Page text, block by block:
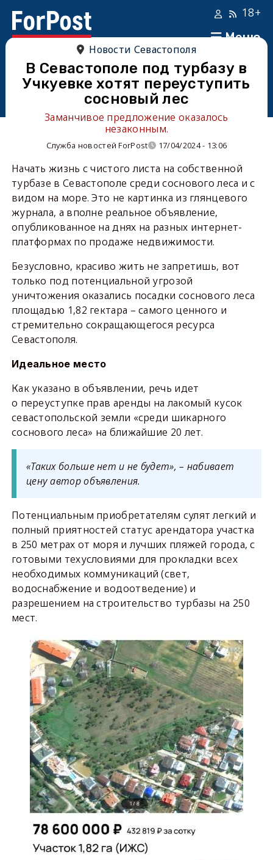
Меню
18+
Новости Севастополя
В Севастополе под турбазу в
Учкуевке хотят переуступить
сосновый лес
Заманчивое предложение оказалось
незаконным.
Служба новостей ForPost 17/04/2024 - 13:06
Начать жизнь с чистого листа на собственной
турбазе в Севастополе среди соснового леса и с
видом на море. Это не картинка из глянцевого
журнала, а вполне реальное объявление,
опубликованное на днях на разных интернет-
платформах по продаже недвижимости.
Безусловно, красиво жить не запретишь, вот
только под потенциальной угрозой
уничтожения оказались посадки соснового леса
площадью 1,82 гектара – самого ценного и
стремительно сокращающегося ресурса
Севастополя.
Идеальное место
Как указано в объявлении, речь идет
о переуступке прав аренды на лакомый кусок
севастопольской земли «среди шикарного
соснового леса» на ближайшие 20 лет.
«Таких больше нет и не будет», – набивает
цену автор объявления.
Потенциальным приобретателям сулят легкий и
полный приятностей статус арендатора участка
в 250 метрах от моря и лучших пляжей города, с
готовыми техусловиями для прокладки всех
необходимых коммуникаций (свет,
водоснабжение и водоотведение) и
разрешением на строительство турбазы на 250
мест.